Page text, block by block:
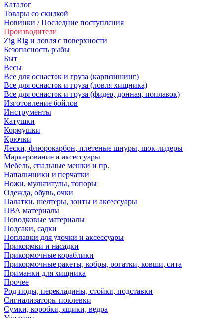
Каталог
Товары со скидкой
Новинки / Последние поступления
Производители
Zig Rig и ловля с поверхности
Безoпасность рыбы
Быт
Весы
Все для оснасток и груза (карпфишинг)
Все для оснасток и груза (ловля хищника)
Все для оснасток и груза (фидер, донная, поплавок)
Изготовление бойлов
Инструменты
Катушки
Кормушки
Крючки
Лески, флюрокарбон, плетеные шнуры, шок-лидеры
Маркерование и аксессуары
Мебель, спальные мешки и пр.
Напальчники и перчатки
Ножи, мультитулы, топоры
Одежда, обувь, очки
Палатки, шелтеры, зонты и аксессуары
ПВА материалы
Поводковые материалы
Подсаки, садки
Поплавки для удочки и аксессуары
Прикормки и насадки
Прикормочные кораблики
Прикормочные ракеты, кобры, рогатки, ковши, сита
Приманки для хищника
Прочее
Род-поды, перекладины, стойки, подставки
Сигнализаторы поклевки
Сумки, коробки, ящики, ведра